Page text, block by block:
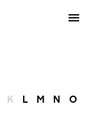
K L M N O